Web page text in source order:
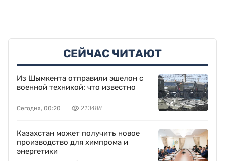
СЕЙЧАС ЧИТАЮТ
Из Шымкента отправили эшелон с
военной техникой: что известно
Сегодня, 00:20 213488
Казахстан может получить новое
производство для химпрома и
энергетики